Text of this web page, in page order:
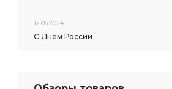
12.06.2024
С Днем России